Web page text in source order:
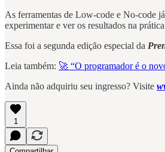
As ferramentas de Low-code e No-code
experimentar e ver os resultados na
Essa foi a segunda edição especial da
Leia também: 🚀 “O programador é o
Ainda não adquiriu seu ingresso? Visite
1